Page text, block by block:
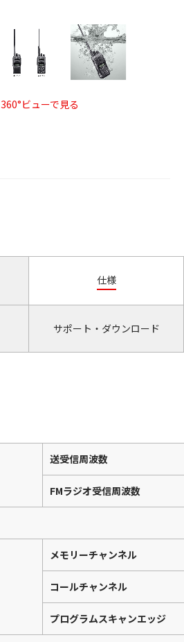
360°ビューで見る
仕様
サポート・ダウンロード
送受信周波数
FMラジオ受信周波数
メモリーチャンネル
コールチャンネル
プログラムスキャンエッジ